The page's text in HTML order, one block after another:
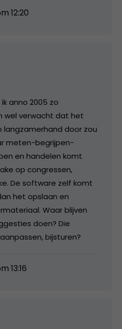
12:20
anno 2005 zo
wel verwacht dat het
door zou
meten-begrijpen-
en handelen komt
op congressen,
De software zelf komt
het opslaan en
Waar blijven
doen? Die
bijsturen?
13:16